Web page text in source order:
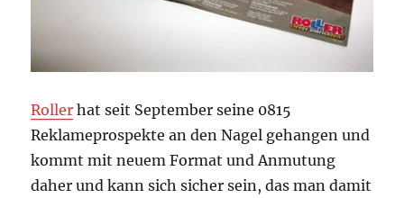
Roller hat seit September seine 0815
Reklameprospekte an den Nagel gehangen und
kommt mit neuem Format und Anmutung
daher und kann sich sicher sein, das man damit